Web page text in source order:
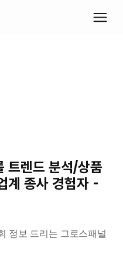
트렌드 분석/상품
계 종사 경험자 -
정보 드리는 그로스패널